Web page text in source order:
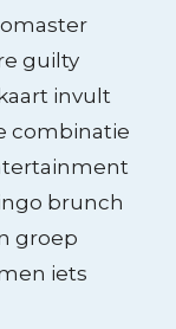
guilty
invult
combinatie
brunch
groep
iets